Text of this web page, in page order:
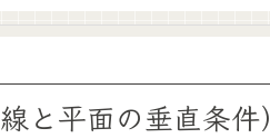
と平面の垂直条件）